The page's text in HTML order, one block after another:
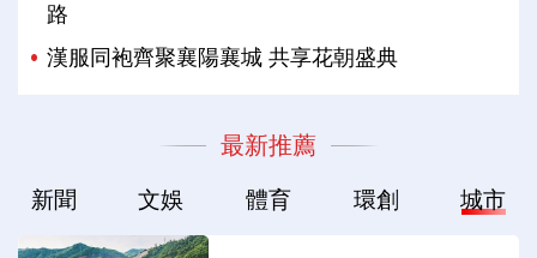
路
漢服同袍齊聚襄陽襄城 共享花朝盛典
最新推薦
新聞 文娛 體育 環創 城市